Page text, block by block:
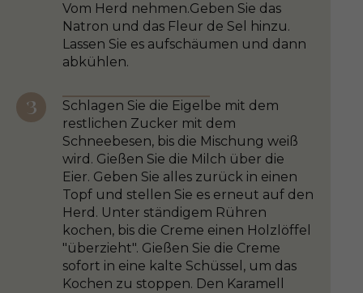
Vom Herd nehmen.Geben Sie das
Natron und das Fleur de Sel hinzu.
Lassen Sie es aufschäumen und dann
abkühlen.
Schlagen Sie die Eigelbe mit dem
restlichen Zucker mit dem
Schneebesen, bis die Mischung weiß
wird. Gießen Sie die Milch über die
Eier. Geben Sie alles zurück in einen
Topf und stellen Sie es erneut auf den
Herd. Unter ständigem Rühren
kochen, bis die Creme einen Holzlöffel
"überzieht". Gießen Sie die Creme
sofort in eine kalte Schüssel, um das
Kochen zu stoppen. Den Karamell